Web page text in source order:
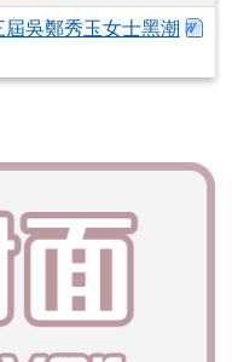
屆吳鄭秀玉女士黑潮